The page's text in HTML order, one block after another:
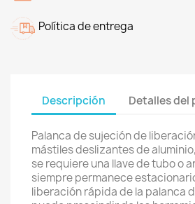
Política de entrega
Descripción Detalles
Palanca de sujeción de
mástiles deslizantes de
se requiere una llave de tubo o
siempre permanece
liberación rápida de la palanca